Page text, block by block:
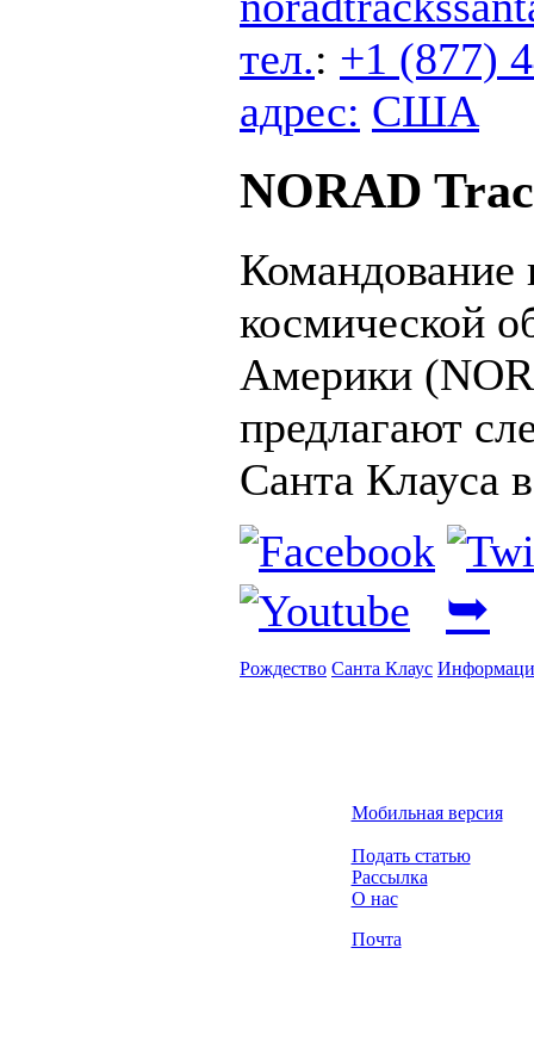
тел.: +1 (877)
адрес: США
NORAD
Командование
космической
Америки
предлагают
Санта Клауса
➥
Рождество Санта Клаус
Мобильная версия
Подать статью
Рассылка
О нас
Почта